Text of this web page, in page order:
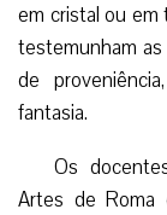
em cristal ou em
testemunham
de
fantasia.
Os
Artes de Roma